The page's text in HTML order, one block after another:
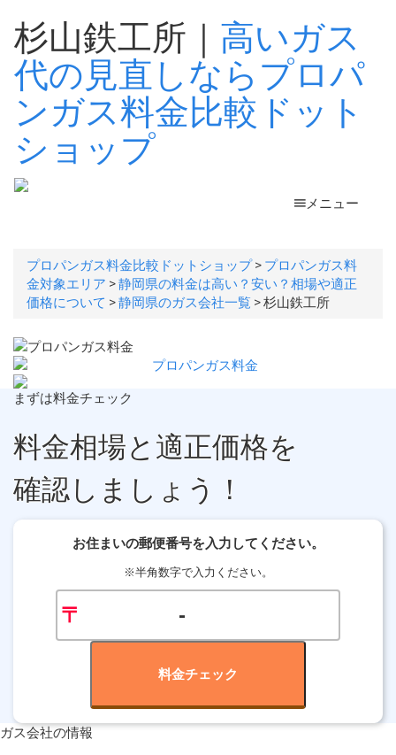
杉山鉄工所｜ 高いガス
代の見直しならプロパ
ンガス料金比較ドット
ショップ
メニュー
プロパンガス料金比較ドットショップ> プロパンガス料
金対象エリア >静岡県の料金は高い？安い？相場や適正
価格について >静岡県のガス会社一覧 >杉山鉄工所
まずは料金チェック
料金相場と 適正価格を
確認しましょう！
お住まいの郵便番号を入力してください。
※半角数字で入力ください。
〒 -
料金チェック
ガス会社の情報